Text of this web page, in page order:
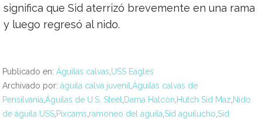
significa que Sid aterrizó brevemente en una rama
y luego regresó al nido.
Publicado en: Águilas calvas USS Eagles
Archivado por: águila calva juvenil Águilas calvas de
Pensilvania Águilas de U.S. Steel Dama Halcón Hutch Sid Maz Nido
de águila USS Pixcams ramoneo del águila Sid aguilucho Sid